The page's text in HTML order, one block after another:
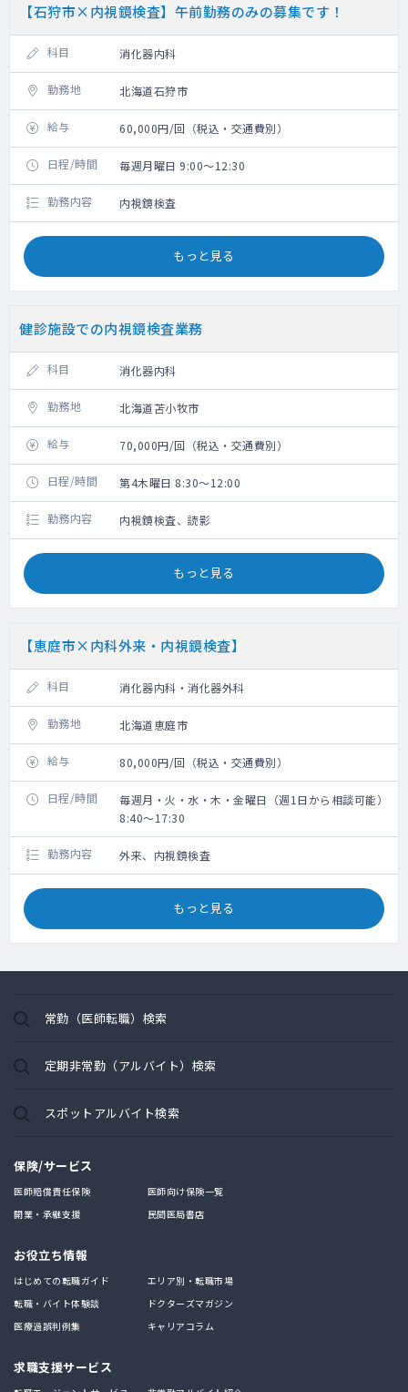
【石狩市×内視鏡検査】午前勤務のみの募集です！
科目 消化器内科
勤務地 北海道石狩市
給与 60,000円/回（税込・交通費別）
日程/時間 毎週月曜日 9:00～12:30
勤務内容 内視鏡検査
もっと見る
健診施設での内視鏡検査業務
科目 消化器内科
勤務地 北海道苫小牧市
給与 70,000円/回（税込・交通費別）
日程/時間 第4木曜日 8:30～12:00
勤務内容 内視鏡検査、読影
もっと見る
【恵庭市×内科外来・内視鏡検査】
科目 消化器内科・消化器外科
勤務地 北海道恵庭市
給与 80,000円/回（税込・交通費別）
日程/時間
毎週月・火・水・木・金曜日（週1日から相談可能）
8:40～17:30
勤務内容 外来、内視鏡検査
もっと見る
常勤（医師転職）検索
定期非常勤（アルバイト）検索
スポットアルバイト検索
保険/サービス
医師賠償責任保険
医師向け保険一覧
開業・承継支援
民間医局書店
お役立ち情報
はじめての転職ガイド
エリア別・転職市場
転職・バイト体験談
ドクターズマガジン
医療過誤判例集
キャリアコラム
求職支援サービス